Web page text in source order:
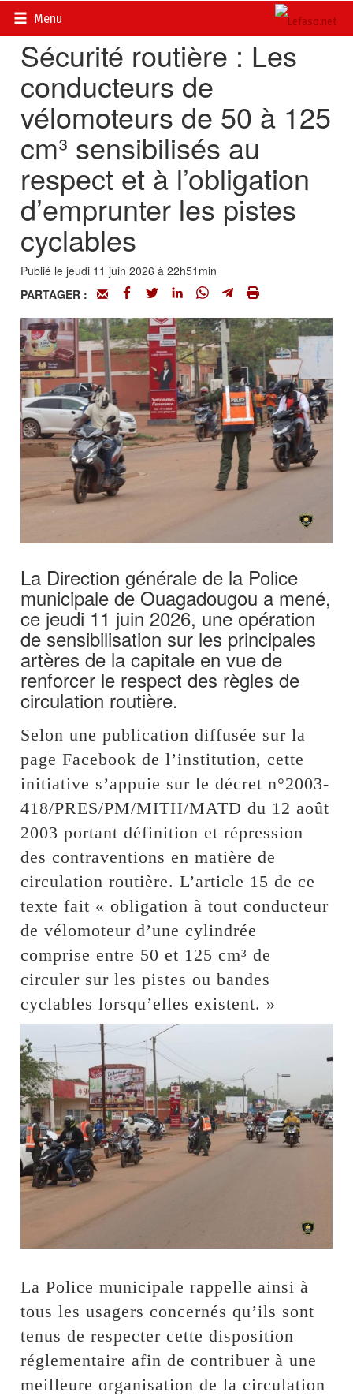
Menu
Accueil>
Sécurité routière : Les
conducteurs de
vélomoteurs de 50 à 125
cm³ sensibilisés au
respect et à l’obligation
d’emprunter les pistes
cyclables
Publié le jeudi 11 juin 2026 à 22h51min
PARTAGER :
La Direction générale de la Police
municipale de Ouagadougou a mené,
ce jeudi 11 juin 2026, une opération
de sensibilisation sur les principales
artères de la capitale en vue de
renforcer le respect des règles de
circulation routière.
Selon une publication diffusée sur la
page Facebook de l’institution, cette
initiative s’appuie sur le décret n°2003-
418/PRES/PM/MITH/MATD du 12 août
2003 portant définition et répression
des contraventions en matière de
circulation routière. L’article 15 de ce
texte fait « obligation à tout conducteur
de vélomoteur d’une cylindrée
comprise entre 50 et 125 cm³ de
circuler sur les pistes ou bandes
cyclables lorsqu’elles existent. »
La Police municipale rappelle ainsi à
tous les usagers concernés qu’ils sont
tenus de respecter cette disposition
réglementaire afin de contribuer à une
meilleure organisation de la circulation